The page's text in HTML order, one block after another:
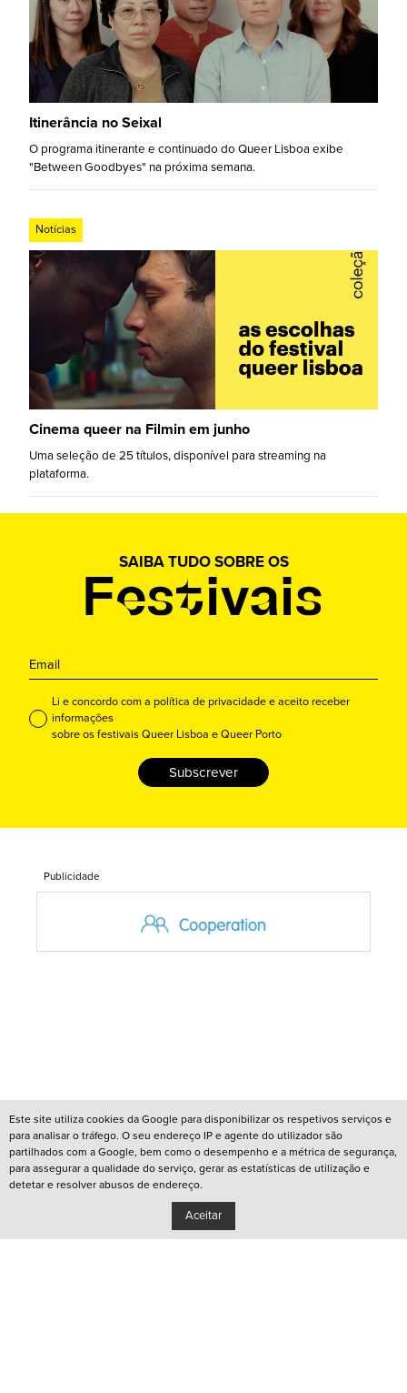
Itinerância no Seixal
O programa itinerante e continuado do Queer Lisboa exibe
"Between Goodbyes" na próxima semana.
Notícias
Cinema queer na Filmin em junho
Uma seleção de 25 títulos, disponível para streaming na
plataforma.
SAIBA TUDO SOBRE OS
Li e concordo com a política de privacidade e aceito receber
informações
sobre os festivais Queer Lisboa e Queer Porto
Subscrever
Publicidade
Este site utiliza cookies da Google para disponibilizar os respetivos serviços e
para analisar o tráfego. O seu endereço IP e agente do utilizador são
partilhados com a Google, bem como o desempenho e a métrica de segurança,
para assegurar a qualidade do serviço, gerar as estatísticas de utilização e
detetar e resolver abusos de endereço.
Aceitar